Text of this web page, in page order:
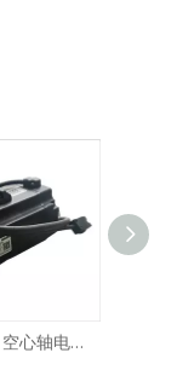
80# 750W 空心轴电机 带刹车